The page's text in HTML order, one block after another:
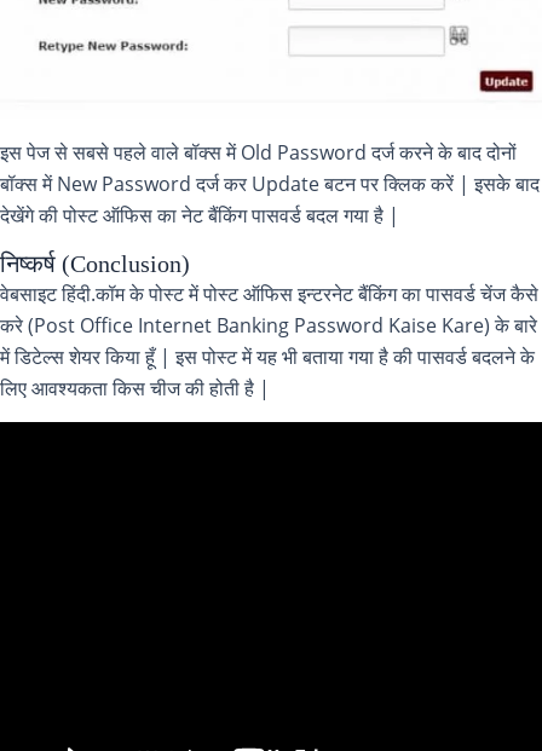
इस पेज से सबसे पहले वाले बॉक्स में Old Password दर्ज करने के बाद दोनों
बॉक्स में New Password दर्ज कर Update बटन पर क्लिक करें | इसके बाद
देखेंगे की पोस्ट ऑफिस का नेट बैंकिंग पासवर्ड बदल गया है |
निष्कर्ष (Conclusion)
वेबसाइट हिंदी.कॉम के पोस्ट में पोस्ट ऑफिस इन्टरनेट बैंकिंग का पासवर्ड चेंज कैसे
करे (Post Office Internet Banking Password Kaise Kare) के बारे
में डिटेल्स शेयर किया हूँ | इस पोस्ट में यह भी बताया गया है की पासवर्ड बदलने के
लिए आवश्यकता किस चीज की होती है |